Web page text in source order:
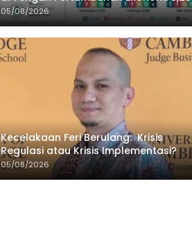
Persen
05/08/2026
Kecelakaan Feri Berulang: Krisis
Regulasi atau Krisis Implementasi?
05/08/2026